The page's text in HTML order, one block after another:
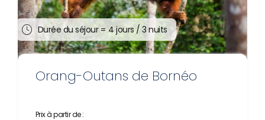
Durée du séjour = 4 jours / 3 nuits
Orang-Outans de Bornéo
Prix à partir de :